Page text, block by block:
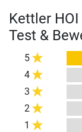
Kettler
Test &
5
4
3
2
1